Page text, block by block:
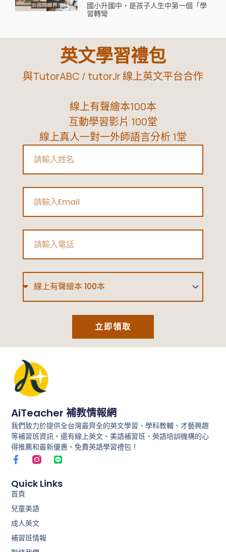
國小升國中，是孩子人生中第一個「學
習轉彎
英文學習禮包
與TutorABC / tutorJr 線上英文平台合作
線上有聲繪本100本
互動學習影片 100堂
線上真人一對一外師語言分析 1堂
立即領取
AiTeacher 補教情報網
我們致力於提供全台灣最齊全的英文學習、學科教輔、才藝興趣
等補習班資訊，還有線上英文、美語補習班、英語培訓機構的心
得推薦和最新優惠、免費英語學習禮包！
F
a
e
b
o
o
k
-
f
L
i
e
Quick Links
首頁
兒童美語
成人英文
補習班情報